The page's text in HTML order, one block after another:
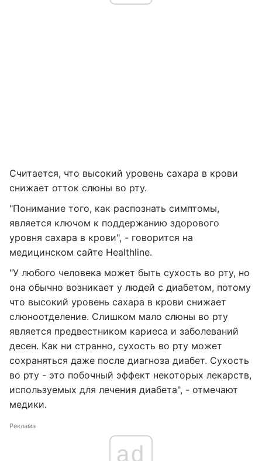
Считается, что высокий уровень сахара в крови
снижает отток слюны во рту.
"Понимание того, как распознать симптомы,
является ключом к поддержанию здорового
уровня сахара в крови", - говорится на
медицинском сайте Healthline.
"У любого человека может быть сухость во рту, но
она обычно возникает у людей с диабетом, потому
что высокий уровень сахара в крови снижает
слюноотделение. Слишком мало слюны во рту
является предвестником кариеса и заболеваний
десен. Как ни странно, сухость во рту может
сохраняться даже после диагноза диабет. Сухость
во рту - это побочный эффект некоторых лекарств,
используемых для лечения диабета", - отмечают
медики.
Реклама
ad